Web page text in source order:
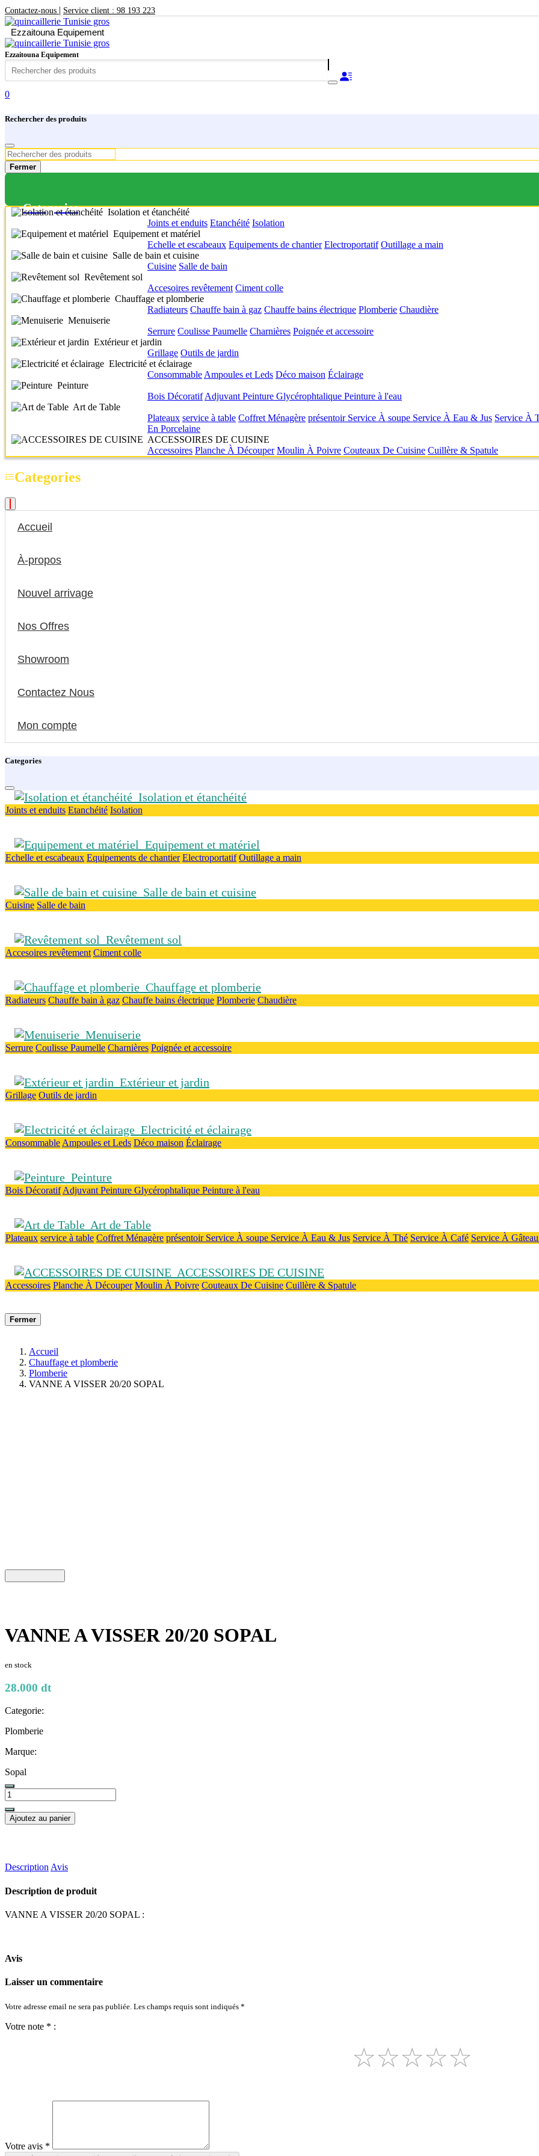
Contactez-nous | Service client : 98 193 223
Ezzaitouna Equipement
Ezzaitouna Equipement
0
Rechercher des produits
Fermer
Categories
Isolation et étanchéité
Joints et enduits Etanchéité Isolation
Equipement et matériel
Echelle et escabeaux Equipements de chantier Electroportatif Outillage a main
Salle de bain et cuisine
Cuisine Salle de bain
Revêtement sol
Accesoires revêtement Ciment colle
Chauffage et plomberie
Radiateurs Chauffe bain à gaz Chauffe bains électrique Plomberie Chaudière
Menuiserie
Serrure Coulisse Paumelle Charnières Poignée et accessoire
Extérieur et jardin
Grillage Outils de jardin
Electricité et éclairage
Consommable Ampoules et Leds Déco maison Éclairage
Peinture
Bois Décoratif Adjuvant Peinture Glycérophtalique Peinture à l'eau
Art de Table
Plateaux service à table Coffret Ménagère présentoir Service À soupe Service À Eau & Jus Service À
En Porcelaine
ACCESSOIRES DE CUISINE
Accessoires Planche À Découper Moulin À Poivre Couteaux De Cuisine Cuillère & Spatule
Categories
Accueil
À-propos
Nouvel arrivage
Nos Offres
Showroom
Contactez Nous
Mon compte
Categories
Isolation et étanchéité
Joints et enduits Etanchéité Isolation
Equipement et matériel
Echelle et escabeaux Equipements de chantier Electroportatif Outillage a main
Salle de bain et cuisine
Cuisine Salle de bain
Revêtement sol
Accesoires revêtement Ciment colle
Chauffage et plomberie
Radiateurs Chauffe bain à gaz Chauffe bains électrique Plomberie Chaudière
Menuiserie
Serrure Coulisse Paumelle Charnières Poignée et accessoire
Extérieur et jardin
Grillage Outils de jardin
Electricité et éclairage
Consommable Ampoules et Leds Déco maison Éclairage
Peinture
Bois Décoratif Adjuvant Peinture Glycérophtalique Peinture à l'eau
Art de Table
Plateaux service à table Coffret Ménagère présentoir Service À soupe Service À Eau & Jus Service À Thé Service À Café Service À
ACCESSOIRES DE CUISINE
Accessoires Planche À Découper Moulin À Poivre Couteaux De Cuisine Cuillère & Spatule
Fermer
Accueil
Chauffage et plomberie
Plomberie
VANNE A VISSER 20/20 SOPAL
VANNE A VISSER 20/20 SOPAL
en stock
28.000 dt
Categorie:
Plomberie
Marque:
Sopal
Ajoutez au panier
Description Avis
Description de produit
VANNE A VISSER 20/20 SOPAL :
Avis
Laisser un commentaire
Votre adresse email ne sera pas publiée. Les champs requis sont indiqués *
Votre note * :
☆
☆
☆
☆
☆
Votre avis *